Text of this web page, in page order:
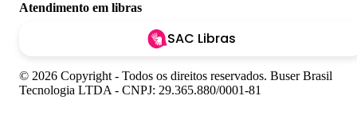
Atendimento em libras
SAC Libras
© 2026 Copyright - Todos os direitos reservados. Buser Brasil
Tecnologia LTDA - CNPJ: 29.365.880/0001-81